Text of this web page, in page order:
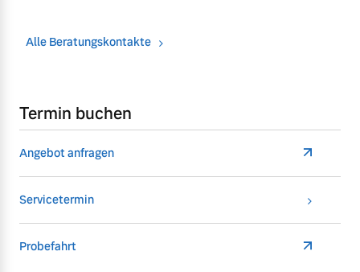
Alle Beratungskontakte
Termin buchen
Angebot anfragen
Servicetermin
Probefahrt